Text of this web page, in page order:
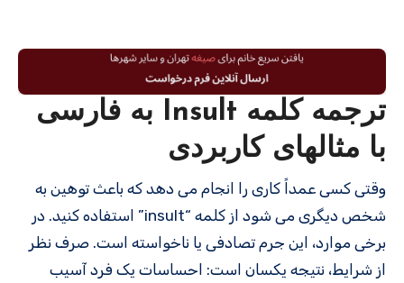
ترجمه کلمه Insult به فارسی
با مثالهای کاربردی
وقتی کسی عمداً کاری را انجام می دهد که باعث توهین به
شخص دیگری می شود از کلمه “insult” استفاده کنید. در
برخی موارد، این جرم تصادفی یا ناخواسته است. صرف نظر
از شرایط، نتیجه یکسان است: احساسات یک فرد آسیب